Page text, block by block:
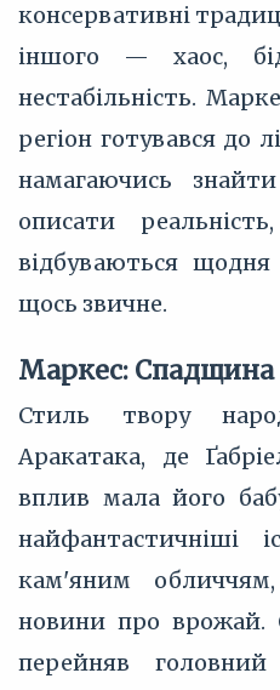
консервативні
іншого — хаос,
нестабільність.
регіон готувався до
намагаючись
описати
відбуваються
щось звичне.
Маркес: Спадщина
Стиль твору
Аракатака, де
вплив мала його
найфантастичніші
кам'яним
новини про врожай.
перейняв